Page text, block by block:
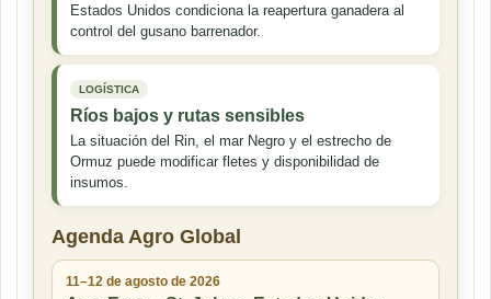
Estados Unidos condiciona la reapertura ganadera al
control del gusano barrenador.
LOGÍSTICA
Ríos bajos y rutas sensibles
La situación del Rin, el mar Negro y el estrecho de
Ormuz puede modificar fletes y disponibilidad de
insumos.
Agenda Agro Global
11–12 de agosto de 2026